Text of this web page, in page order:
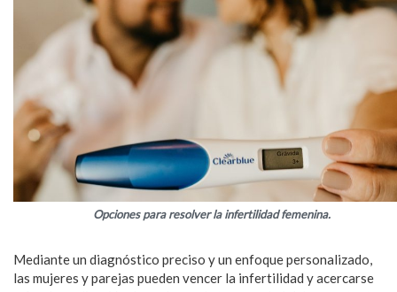
Opciones para resolver la infertilidad femenina.
Mediante un diagnóstico preciso y un enfoque personalizado,
las mujeres y parejas pueden vencer la infertilidad y acercarse